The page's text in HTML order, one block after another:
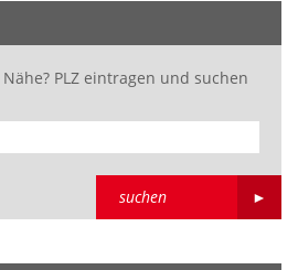
PLZ eintragen und suchen
suchen ►